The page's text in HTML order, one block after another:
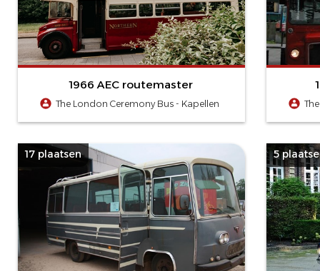
1966 AEC routemaster
The London Ceremony Bus - Kapellen
17 plaatsen 5